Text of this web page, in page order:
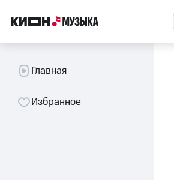
Главная
Избранное